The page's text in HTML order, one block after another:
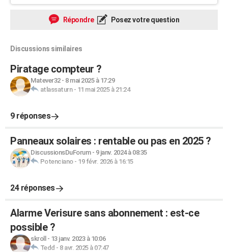
Répondre Posez votre question
Discussions similaires
Piratage compteur ?
Matever32- 8 mai 2025 à 17:29
atlassaturn- 11 mai 2025 à 21:24
9 réponses
Panneaux solaires : rentable ou pas en 2025 ?
DiscussionsDuForum- 9 janv. 2024 à 08:35
Potenciano- 19 févr. 2026 à 16:15
24 réponses
Alarme Verisure sans abonnement : est-ce
possible ?
skroll - 13 janv. 2023 à 10:06
Tedd - 8 avr. 2025 à 07:47